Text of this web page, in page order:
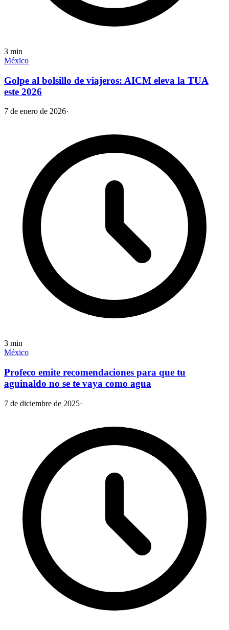
3 min
México
Golpe al bolsillo de viajeros: AICM eleva la TUA
este 2026
7 de enero de 2026·
3 min
México
Profeco emite recomendaciones para que tu
aguinaldo no se te vaya como agua
7 de diciembre de 2025·